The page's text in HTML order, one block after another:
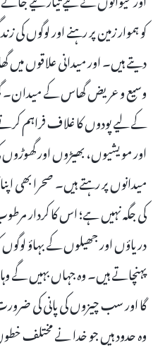
کو ہموار زمین پر رہنے اور لوگوں
دیتے ہیں۔ اور میدانی علاقوں
وسیع و عریض گھاس کے
کے لیے پودوں کا غلاف فراہم
اور مویشیوں، بھیڑوں اور
میدانوں پر رہتے ہیں۔ صحرا بھی
کی جگہ نہیں ہے؛ اس کا کردار
دریاؤں اور جھیلوں کے بہاؤ
پہنچاتے ہیں۔ وہ جہاں بہیں گے
گا اور سب چیزوں کی پانی کی
وہ حدود ہیں جو خدا نے مختلف